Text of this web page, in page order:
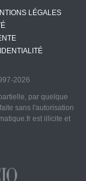
LÉGALES
2026
par quelque
sans l'autorisation
est illicite et